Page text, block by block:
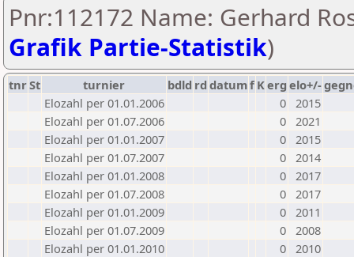
Pnr:112172 Name: Gerhard
Grafik Partie-Statistik)
tnrSt turnier bdld rd datumf Kerg elo+/-
Elozahl per 01.01.2006
0 2015
Elozahl per 01.07.2006
0 2021
Elozahl per 01.01.2007
0 2015
Elozahl per 01.07.2007
0 2014
Elozahl per 01.01.2008
0 2017
Elozahl per 01.07.2008
0 2017
Elozahl per 01.01.2009
0 2011
Elozahl per 01.07.2009
0 2008
Elozahl per 01.01.2010
0 2010